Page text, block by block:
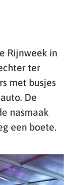
Rijnweek in
ter
met busjes
De
nasmaak
een boete.